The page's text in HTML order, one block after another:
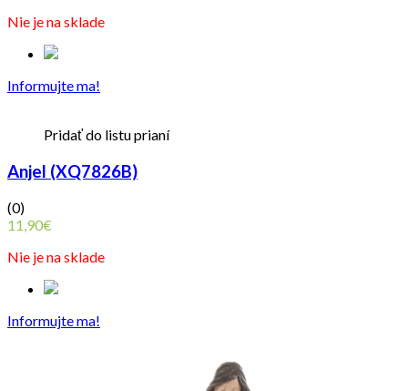
Nie je na sklade
Informujte ma!
Pridať do listu prianí
Anjel (XQ7826B)
(0)
11,90€
Nie je na sklade
Informujte ma!